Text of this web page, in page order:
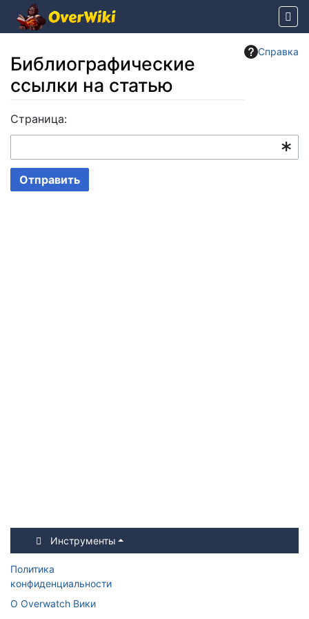
Справка
Библиографические
ссылки на статью
Перейти к:
Страница:
Отправить
Инструменты
Политика
конфиденциальности
О Overwatch Вики